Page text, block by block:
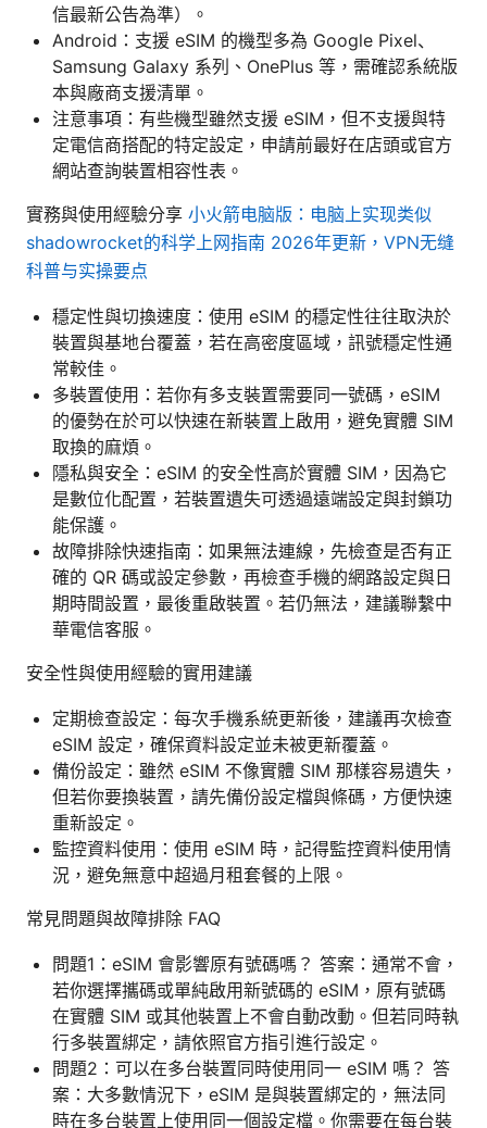
信最新公告為準）。
Android：支援 eSIM 的機型多為 Google Pixel、
Samsung Galaxy 系列、OnePlus 等，需確認系統版
本與廠商支援清單。
注意事項：有些機型雖然支援 eSIM，但不支援與特
定電信商搭配的特定設定，申請前最好在店頭或官方
網站查詢裝置相容性表。
實務與使用經驗分享 小火箭电脑版：电脑上实现类似
shadowrocket的科学上网指南 2026年更新，VPN无缝
科普与实操要点
穩定性與切換速度：使用 eSIM 的穩定性往往取決於
裝置與基地台覆蓋，若在高密度區域，訊號穩定性通
常較佳。
多裝置使用：若你有多支裝置需要同一號碼，eSIM
的優勢在於可以快速在新裝置上啟用，避免實體 SIM
取換的麻煩。
隱私與安全：eSIM 的安全性高於實體 SIM，因為它
是數位化配置，若裝置遺失可透過遠端設定與封鎖功
能保護。
故障排除快速指南：如果無法連線，先檢查是否有正
確的 QR 碼或設定參數，再檢查手機的網路設定與日
期時間設置，最後重啟裝置。若仍無法，建議聯繫中
華電信客服。
安全性與使用經驗的實用建議
定期檢查設定：每次手機系統更新後，建議再次檢查
eSIM 設定，確保資料設定並未被更新覆蓋。
備份設定：雖然 eSIM 不像實體 SIM 那樣容易遺失，
但若你要換裝置，請先備份設定檔與條碼，方便快速
重新設定。
監控資料使用：使用 eSIM 時，記得監控資料使用情
況，避免無意中超過月租套餐的上限。
常見問題與故障排除 FAQ
問題1：eSIM 會影響原有號碼嗎？ 答案：通常不會，
若你選擇攜碼或單純啟用新號碼的 eSIM，原有號碼
在實體 SIM 或其他裝置上不會自動改動。但若同時執
行多裝置綁定，請依照官方指引進行設定。
問題2：可以在多台裝置同時使用同一 eSIM 嗎？ 答
案：大多數情況下，eSIM 是與裝置綁定的，無法同
時在多台裝置上使用同一個設定檔。你需要在每台裝